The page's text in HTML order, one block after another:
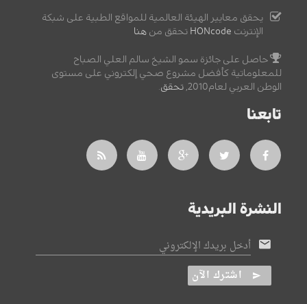
يحقق معايير الهيئة العالمية للمواقع الطبية على شبكة
الإنترنت HONcode تحقق من هنا
حاصل على جائزة سمو الشيخ سالم العلي الصباح
للمعلوماتية كأفضل مشروع صحي إلكتروني على مستوى
الوطن العربي لعام2010,
تحقق.
تابعنا
النشرة البريدية
أدخل بريدك الإلكتروني
اشترك الآن